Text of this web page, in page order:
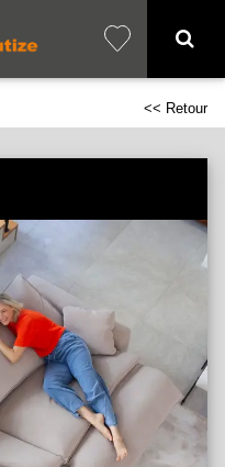
<< Retour